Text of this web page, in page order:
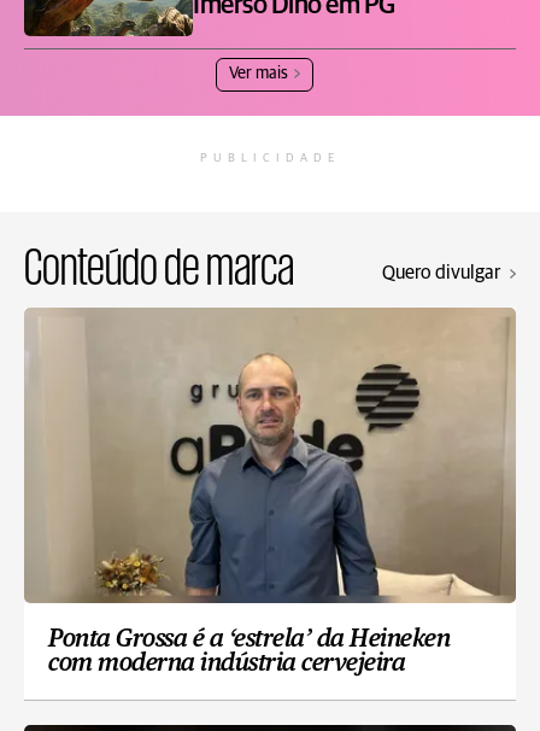
Imerso Dino em PG
Ver mais
PUBLICIDADE
Conteúdo de marca Quero divulgar
Ponta Grossa é a ‘estrela’ da Heineken
com moderna indústria cervejeira